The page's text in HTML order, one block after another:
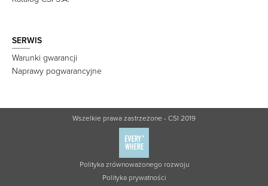
SERWIS
Warunki gwarancji
Naprawy pogwarancyjne
Wszelkie prawa zastrzeżone - CSI 2019
Polityka zrównoważonego rozwoju
Polityka prywatności